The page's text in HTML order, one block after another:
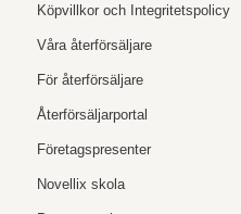
Köpvillkor och Integritetspolicy
Våra återförsäljare
För återförsäljare
Återförsäljarportal
Företagspresenter
Novellix skola